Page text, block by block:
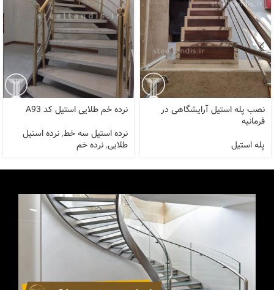
نصب پله استیل آرایشگاهی در
فرمانیه
پله استیل
نرده خم طلایی استیل کد A93
نرده استیل سه خط,نرده استیل
طلایی,نرده خم